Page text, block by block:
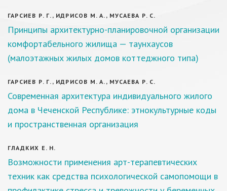
ГАРСИЕВ Р. Г., ИДРИСОВ М. А., МУСАЕВА Р. С.
Принципы архитектурно-планировочной организации
комфортабельного жилища — таунхаусов
(малоэтажных жилых домов коттеджного типа)
ГАРСИЕВ Р. Г., ИДРИСОВ М. А., МУСАЕВА Р. С.
Современная архитектура индивидуального жилого
дома в Чеченской Республике: этнокультурные коды
и пространственная организация
ГЛАДКИХ Е. Н.
Возможности применения арт-терапевтических
техник как средства психологической самопомощи в